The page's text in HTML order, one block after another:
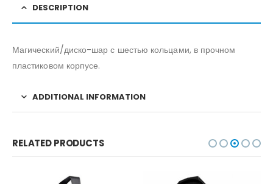
DESCRIPTION
Магический/диско-шар с шестью кольцами, в прочном
пластиковом корпусе.
ADDITIONAL INFORMATION
RELATED PRODUCTS